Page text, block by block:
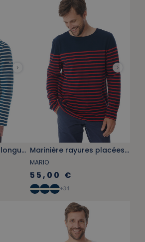
Marinière manches longues bleu abysse Marinière rayures placées bleu marine
MARIO
55,00 €
+34